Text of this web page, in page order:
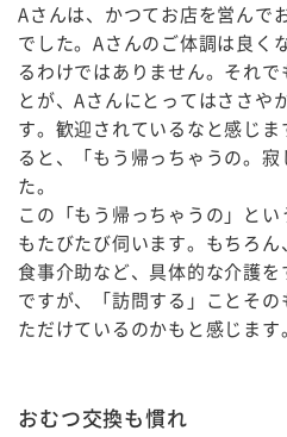
Aさんは、かつてお店を営んで
でした。Aさんのご体調は良く
るわけではありません。それ
とが、Aさんにとってはささや
す。歓迎されているなと感じ
ると、「もう帰っちゃうの。
た。
この「もう帰っちゃうの」と
もたびたび伺います。もちろ
食事介助など、具体的な介護
ですが、「訪問する」ことそ
ただけているのかもと感じます。
おむつ交換も慣れ